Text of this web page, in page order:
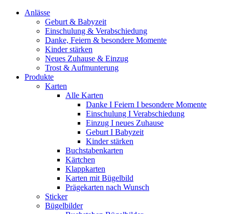
Anlässe
Geburt & Babyzeit
Einschulung & Verabschiedung
Danke, Feiern & besondere Momente
Kinder stärken
Neues Zuhause & Einzug
Trost & Aufmunterung
Produkte
Karten
Alle Karten
Danke I Feiern I besondere Momente
Einschulung I Verabschiedung
Einzug I neues Zuhause
Geburt I Babyzeit
Kinder stärken
Buchstabenkarten
Kärtchen
Klappkarten
Karten mit Bügelbild
Prägekarten nach Wunsch
Sticker
Bügelbilder